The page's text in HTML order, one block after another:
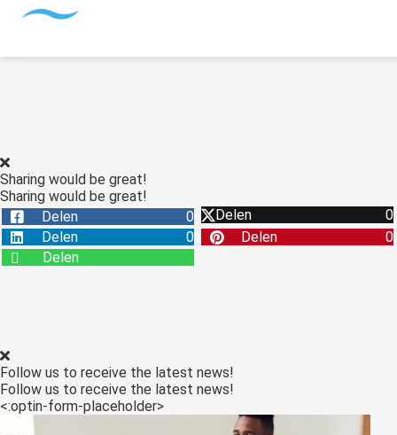
Sharing would be great!
Sharing would be great!
Delen
0 Delen
0
Delen
0 Delen
0
Delen
Follow us to receive the latest news!
Follow us to receive the latest news!
<:optin-form-placeholder>